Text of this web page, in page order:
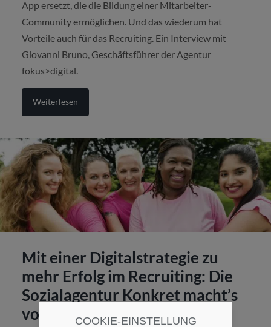
App ersetzt, die die Bildung einer Mitarbeiter-
Community ermöglichen. Und das wiederum hat
Vorteile auch für das Recruiting. Ein Interview mit
Giovanni Bruno, Geschäftsführer der Agentur
fokus>digital.
Weiterlesen
Mit einer Digitalstrategie zu
mehr Erfolg im Recruiting: Die
Sozialagentur Konkret macht’s
vor
COOKIE-EINSTELLUNG